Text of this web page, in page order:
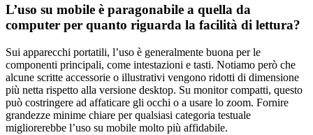
L’uso su mobile è paragonabile a quella da
computer per quanto riguarda la facilità di lettura?
Sui apparecchi portatili, l’uso è generalmente buona per le
componenti principali, come intestazioni e tasti. Notiamo però che
alcune scritte accessorie o illustrativi vengono ridotti di dimensione
più netta rispetto alla versione desktop. Su monitor compatti, questo
può costringere ad affaticare gli occhi o a usare lo zoom. Fornire
grandezze minime chiare per qualsiasi categoria testuale
migliorerebbe l’uso su mobile molto più affidabile.